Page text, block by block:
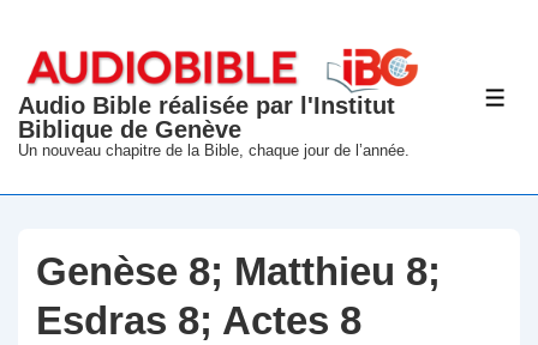
passer
contenu
principal
Audio Bible réalisée par l'Institut
Biblique de Genève
Un nouveau chapitre de la Bible, chaque jour de l’année.
Genèse 8; Matthieu 8;
Esdras 8; Actes 8